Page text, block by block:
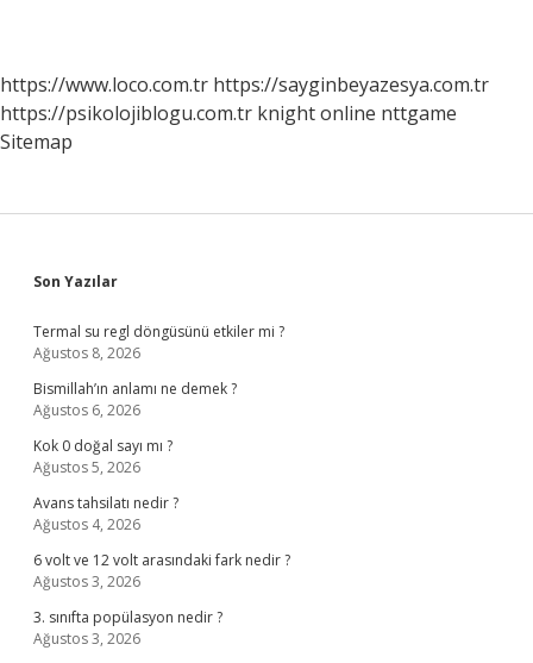
https://www.loco.com.tr https://sayginbeyazesya.com.tr
https://psikolojiblogu.com.tr knight online nttgame
Sitemap
Sidebar
Son Yazılar
Termal su regl döngüsünü etkiler mi ?
Ağustos 8, 2026
Bismillah’ın anlamı ne demek ?
Ağustos 6, 2026
Kok 0 doğal sayı mı ?
Ağustos 5, 2026
Avans tahsilatı nedir ?
Ağustos 4, 2026
6 volt ve 12 volt arasındaki fark nedir ?
Ağustos 3, 2026
3. sınıfta popülasyon nedir ?
Ağustos 3, 2026